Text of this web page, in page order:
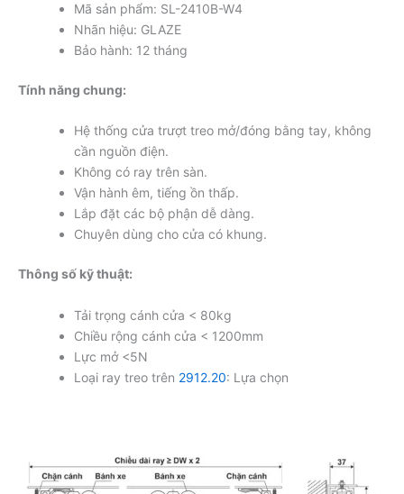
Mã sản phẩm: SL-2410B-W4
Nhãn hiệu: GLAZE
Bảo hành: 12 tháng
Tính năng chung:
Hệ thống cửa trượt treo mở/đóng bằng tay, không
cần nguồn điện.
Không có ray trên sàn.
Vận hành êm, tiếng ồn thấp.
Lắp đặt các bộ phận dễ dàng.
Chuyên dùng cho cửa có khung.
Thông số kỹ thuật:
Tải trọng cánh cửa < 80kg
Chiều rộng cánh cửa < 1200mm
Lực mở <5N
Loại ray treo trên 2912.20: Lựa chọn